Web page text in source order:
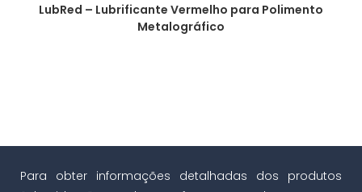
LubRed – Lubrificante Vermelho para Polimento
Metalográfico
Para obter informações detalhadas dos produtos